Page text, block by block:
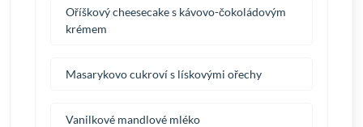
Oříškový cheesecake s kávovo-čokoládovým
krémem
Masarykovo cukroví s lískovými ořechy
Vanilkové mandlové mléko